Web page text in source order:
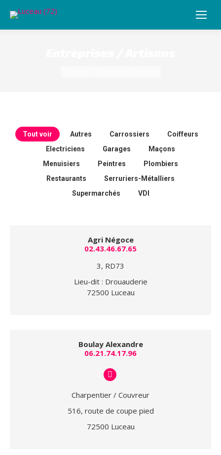
Tout voir Autres Carrossiers
Coiffeurs
Electriciens
Garages
Maçons
Menuisiers
Peintres
Plombiers
Restaurants
Serruriers-Métalliers
Supermarchés
VDI
Agri Négoce
02.43.46.67.65
3, RD73
Lieu-dit : Drouauderie
72500 Luceau
Boulay Alexandre
06.21.74.17.96
Charpentier / Couvreur
516, route de coupe pied
72500 Luceau
E-
mail